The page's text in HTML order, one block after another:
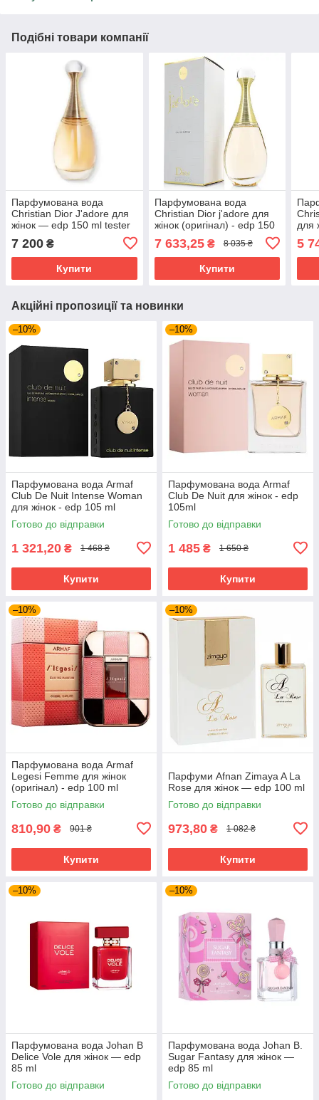
Подібні товари компанії
Парфумована вода
Christian Dior J'adore для
жінок — edp 150 ml tester
7 200 ₴
Купити
Парфумована вода
Christian Dior j'adore для
жінок (оригінал) - edp 150
7 633,25₴ 8 035 ₴
Купити
для
5
Акційні пропозиції та новинки
–10%
Парфумована вода Armaf
Club De Nuit Intense Woman
для жінок - edp 105 ml
Готово до відправки
1 321,20 ₴ 1 468 ₴
Купити
–10%
Парфумована вода Armaf
Club De Nuit для жінок - edp
105ml
Готово до відправки
1 485 ₴ 1 650 ₴
Купити
–10%
Парфумована вода Armaf
Legesi Femme для жінок
(оригінал) - edp 100 ml
Готово до відправки
810,90 ₴ 901 ₴
Купити
–10%
Парфуми Afnan Zimaya A La
Rose для жінок — edp 100 ml
Готово до відправки
973,80 ₴ 1 082 ₴
Купити
–10%
Парфумована вода Johan B
Delice Vole для жінок — edp
85 ml
Готово до відправки
–10%
Парфумована вода Johan B.
Sugar Fantasy для жінок —
edp 85 ml
Готово до відправки